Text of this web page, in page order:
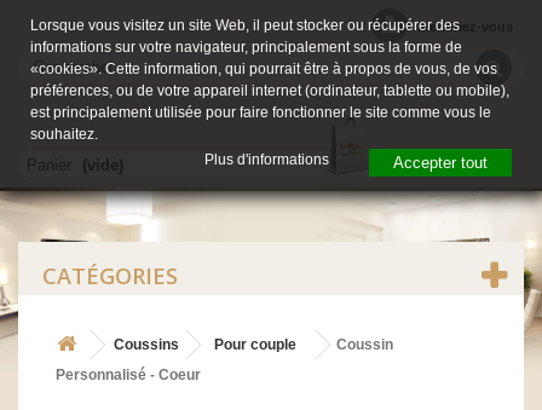
Identifiez-vous
Panier (vide)
CATÉGORIES
Coussins Pour couple
Coussin
Personnalisé - Coeur
Lorsque vous visitez un site Web, il peut stocker ou récupérer des
informations sur votre navigateur, principalement sous la forme de
«cookies». Cette information, qui pourrait être à propos de vous, de vos
préférences, ou de votre appareil internet (ordinateur, tablette ou mobile),
est principalement utilisée pour faire fonctionner le site comme vous le
souhaitez.
Plus d'informations
Accepter tout